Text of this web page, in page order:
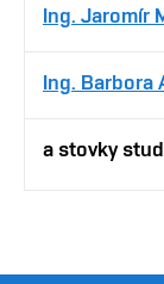
Ing. Jaromír
Ing. Barbora
a stovky